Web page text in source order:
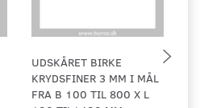
UDSKÅRET BIRKE
KRYDSFINER 3 MM I MÅL
FRA B 100 TIL 800 X L